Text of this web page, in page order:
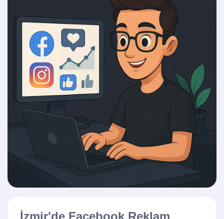
İzmir'de Facebook Reklam